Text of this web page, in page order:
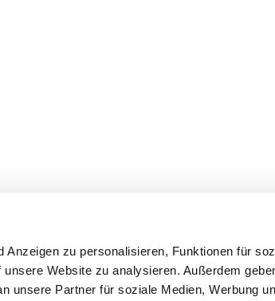
Anzeigen zu personalisieren, Funktionen für
Website zu analysieren. Außerdem
unsere Partner für soziale Medien, Werbung